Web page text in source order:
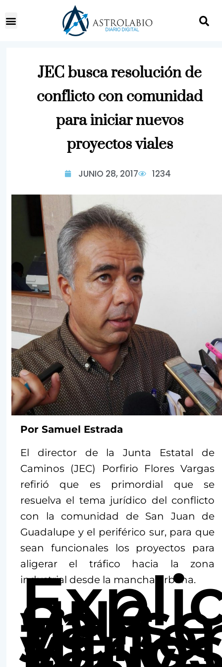
JEC busca resolución de
conflicto con comunidad
para iniciar nuevos
proyectos viales
JUNIO 28, 2017 1234
Por Samuel Estrada
El director de la Junta Estatal de
Caminos (JEC) Porfirio Flores Vargas
refirió que es primordial que se
resuelva el tema jurídico del conflicto
con la comunidad de San Juan de
Guadalupe y el periférico sur, para que
sean funcionales los proyectos para
aligerar el tráfico hacia la zona
industrial desde la mancha urbana.
que
ya se